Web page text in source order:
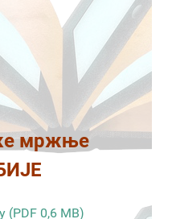
мржње
(PDF 0,6 MB)